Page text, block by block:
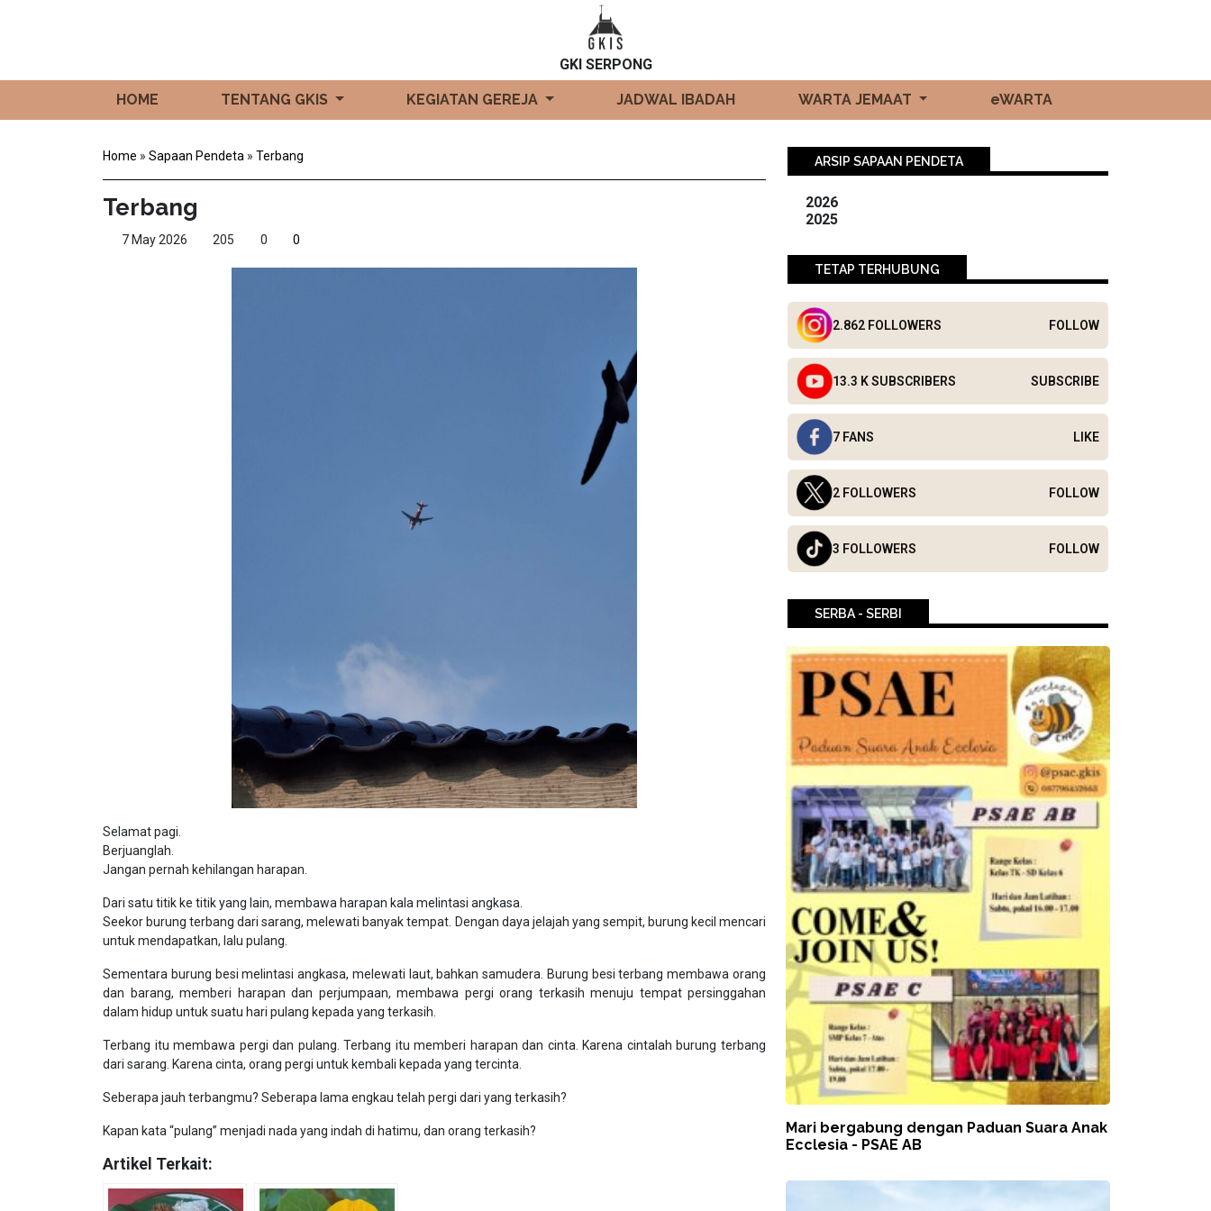
GKI SERPONG
HOME TENTANG GKIS KEGIATAN GEREJA JADWAL IBADAH WARTA JEMAAT eWARTA
Home » Sapaan Pendeta » Terbang
Terbang
7 May 2026 205 0 0
Selamat pagi.
Berjuanglah.
Jangan pernah kehilangan harapan.
Dari satu titik ke titik yang lain, membawa harapan kala melintasi angkasa.
Seekor burung terbang dari sarang, melewati banyak tempat. Dengan daya jelajah yang sempit, burung kecil mencari
untuk mendapatkan, lalu pulang.
Sementara burung besi melintasi angkasa, melewati laut, bahkan samudera. Burung besi terbang membawa orang
dan barang, memberi harapan dan perjumpaan, membawa pergi orang terkasih menuju tempat persinggahan
dalam hidup untuk suatu hari pulang kepada yang terkasih.
Terbang itu membawa pergi dan pulang. Terbang itu memberi harapan dan cinta. Karena cintalah burung terbang
dari sarang. Karena cinta, orang pergi untuk kembali kepada yang tercinta.
Seberapa jauh terbangmu? Seberapa lama engkau telah pergi dari yang terkasih?
Kapan kata “pulang” menjadi nada yang indah di hatimu, dan orang terkasih?
Artikel Terkait:
ARSIP SAPAAN PENDETA
2026
2025
TETAP TERHUBUNG
2.862 FOLLOWERS FOLLOW
13.3 K SUBSCRIBERS SUBSCRIBE
7 FANS LIKE
2 FOLLOWERS FOLLOW
3 FOLLOWERS FOLLOW
SERBA - SERBI
Mari bergabung dengan Paduan Suara Anak
Ecclesia - PSAE AB